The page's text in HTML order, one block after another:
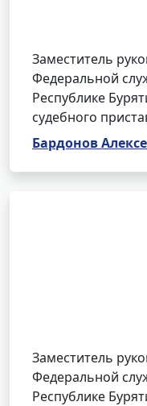
Заместитель
Федеральной
Республике
судебного
Бардонов
Заместитель
Федеральной
Республике